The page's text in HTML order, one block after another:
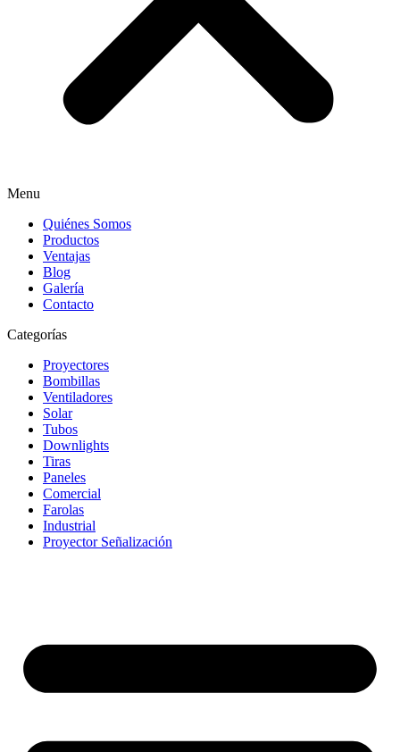
Menu
Quiénes Somos
Productos
Ventajas
Blog
Galería
Contacto
Categorías
Proyectores
Bombillas
Ventiladores
Solar
Tubos
Downlights
Tiras
Paneles
Comercial
Farolas
Industrial
Proyector Señalización